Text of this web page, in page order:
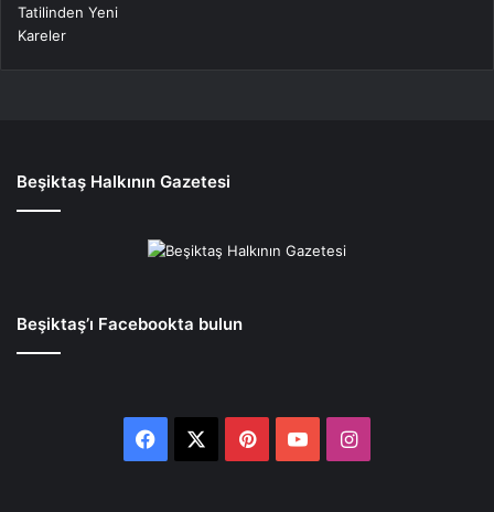
Beşiktaş Halkının Gazetesi
Beşiktaş’ı Facebookta bulun
Facebook PinterestYouTubeInstagram